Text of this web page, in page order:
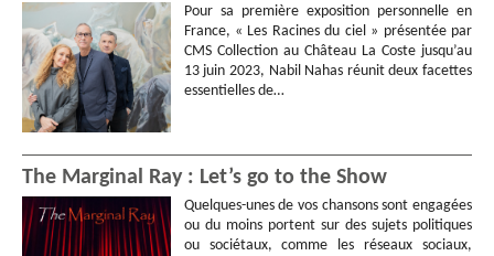
Pour sa première exposition personnelle en
France, « Les Racines du ciel » présentée par
CMS Collection au Château La Coste jusqu’au
13 juin 2023, Nabil Nahas réunit deux facettes
essentielles de…
The Marginal Ray : Let’s go to the Show
Quelques-unes de vos chansons sont engagées
ou du moins portent sur des sujets politiques
ou sociétaux, comme les réseaux sociaux,